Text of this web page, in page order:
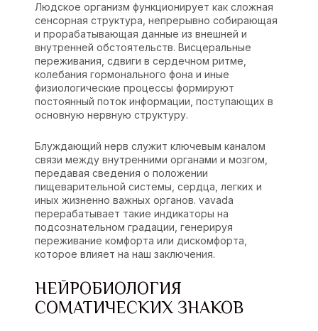
Людское организм функционирует как сложная
сенсорная структура, непрерывно собирающая
и прорабатывающая данные из внешней и
внутренней обстоятельств. Висцеральные
переживания, сдвиги в сердечном ритме,
колебания гормонального фона и иные
физиологические процессы формируют
постоянный поток информации, поступающих в
основную нервную структуру.
Блуждающий нерв служит ключевым каналом
связи между внутренними органами и мозгом,
передавая сведения о положении
пищеварительной системы, сердца, легких и
иных жизненно важных органов. vavada
перерабатывает такие индикаторы на
подсознательном градации, генерируя
переживание комфорта или дискомфорта,
которое влияет на наш заключения.
НЕЙРОБИОЛОГИЯ
СОМАТИЧЕСКИХ ЗНАКОВ